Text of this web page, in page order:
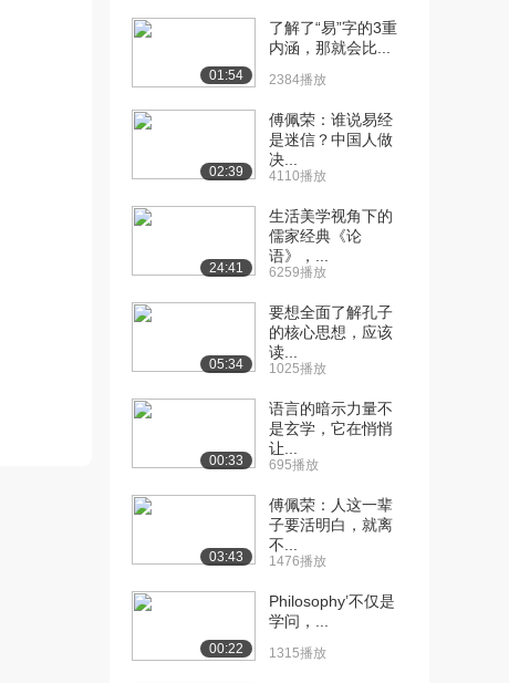
（下）
4768播放
[13] 孔子的为学工夫
（上）
3.7万播放
[14] 孔子的为学工夫
3865播放
[15] 孔子的为学工夫
3213播放
[16] 孔子与儒学传统
（上）
[17] 孔子与儒学传统
17:39
[18] 孔子与儒学传统
17:23
01:54
了解了“易”字的3重
内涵，那就会比...
2384播放
02:39
傅佩荣：谁说易经
是迷信？中国人做
决...
4110播放
24:41
生活美学视角下的
儒家经典《论
语》，...
6259播放
05:34
要想全面了解孔子
的核心思想，应该
读...
1025播放
00:33
语言的暗示力量不
是玄学，它在悄悄
让...
695播放
03:43
傅佩荣：人这一辈
子要活明白，就离
不...
1476播放
00:22
Philosophy’不仅是
学问，...
1315播放